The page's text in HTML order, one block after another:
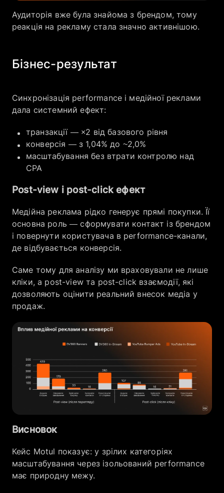
Аудиторія вже була знайома з брендом, тому
реакція на рекламу стала значно активнішою.
Бізнес-результат
Синхронізація performance і медійної реклами
дала системний ефект:
транзакції — ×2 від базового рівня
конверсія — з 1,04% до ~2,0%
масштабування без втрати контролю над
CPA
Post-view і post-click ефект
Медійна реклама рідко генерує прямі покупки. Її
основна роль — сформувати контакт із брендом
і повернути користувача в performance-канали,
де відбувається конверсія.
Саме тому для аналізу ми враховували не лише
кліки, а post-view та post-click взаємодії, які
дозволяють оцінити реальний внесок медіа у
продаж.
Висновок
Кейс Motul показує: у зрілих категоріях
масштабування через ізольований performance
має природну межу.